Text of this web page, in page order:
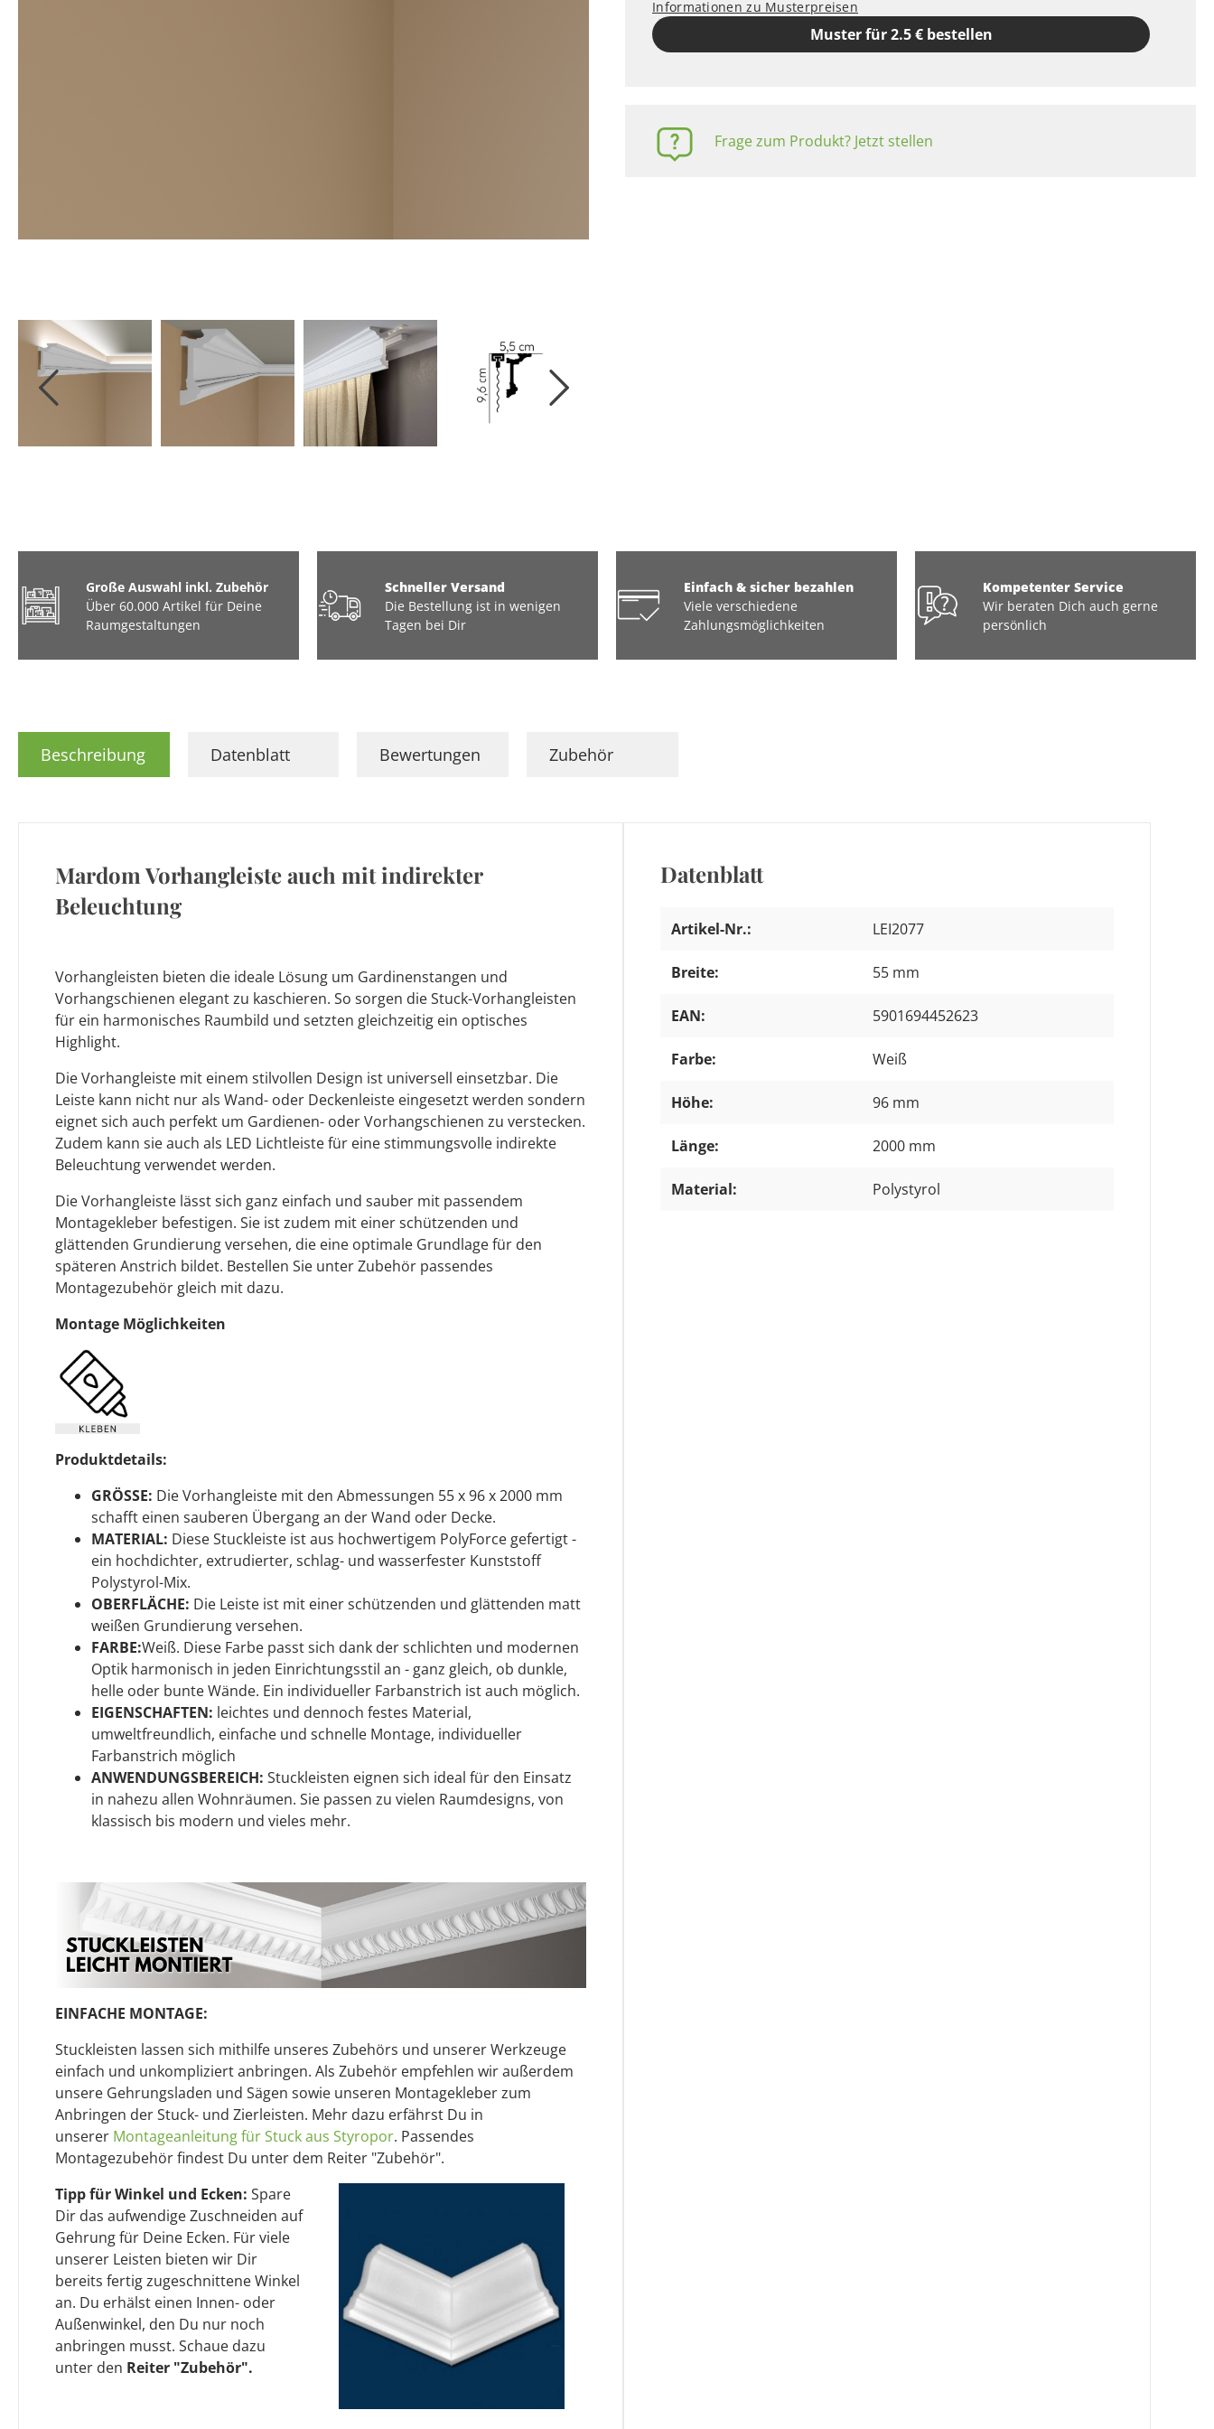
Informationen zu Musterpreisen
Muster für 2.5 € bestellen
Frage zum Produkt? Jetzt stellen
Große Auswahl inkl. Zubehör
Über 60.000 Artikel für Deine
Raumgestaltungen
Schneller Versand
Die Bestellung ist in wenigen
Tagen bei Dir
Einfach & sicher bezahlen
Viele verschiedene
Zahlungsmöglichkeiten
Kompetenter Service
Wir beraten Dich auch gerne
persönlich
Beschreibung Datenblatt Bewertungen Zubehör
Mardom Vorhangleiste auch mit indirekter
Beleuchtung
Vorhangleisten bieten die ideale Lösung um Gardinenstangen und
Vorhangschienen elegant zu kaschieren. So sorgen die Stuck-Vorhangleisten
für ein harmonisches Raumbild und setzten gleichzeitig ein optisches
Highlight.
Die Vorhangleiste mit einem stilvollen Design ist universell einsetzbar. Die
Leiste kann nicht nur als Wand- oder Deckenleiste eingesetzt werden sondern
eignet sich auch perfekt um Gardienen- oder Vorhangschienen zu verstecken.
Zudem kann sie auch als LED Lichtleiste für eine stimmungsvolle indirekte
Beleuchtung verwendet werden.
Die Vorhangleiste lässt sich ganz einfach und sauber mit passendem
Montagekleber befestigen. Sie ist zudem mit einer schützenden und
glättenden Grundierung versehen, die eine optimale Grundlage für den
späteren Anstrich bildet. Bestellen Sie unter Zubehör passendes
Montagezubehör gleich mit dazu.
Montage Möglichkeiten
Produktdetails:
GRÖSSE: Die Vorhangleiste mit den Abmessungen 55 x 96 x 2000 mm
schafft einen sauberen Übergang an der Wand oder Decke.
MATERIAL: Diese Stuckleiste ist aus hochwertigem PolyForce gefertigt -
ein hochdichter, extrudierter, schlag- und wasserfester Kunststoff
Polystyrol-Mix.
OBERFLÄCHE: Die Leiste ist mit einer schützenden und glättenden matt
weißen Grundierung versehen.
FARBE:Weiß. Diese Farbe passt sich dank der schlichten und modernen
Optik harmonisch in jeden Einrichtungsstil an - ganz gleich, ob dunkle,
helle oder bunte Wände. Ein individueller Farbanstrich ist auch möglich.
EIGENSCHAFTEN: leichtes und dennoch festes Material,
umweltfreundlich, einfache und schnelle Montage, individueller
Farbanstrich möglich
ANWENDUNGSBEREICH: Stuckleisten eignen sich ideal für den Einsatz
in nahezu allen Wohnräumen. Sie passen zu vielen Raumdesigns, von
klassisch bis modern und vieles mehr.
EINFACHE MONTAGE:
Stuckleisten lassen sich mithilfe unseres Zubehörs und unserer Werkzeuge
einfach und unkompliziert anbringen. Als Zubehör empfehlen wir außerdem
unsere Gehrungsladen und Sägen sowie unseren Montagekleber zum
Anbringen der Stuck- und Zierleisten. Mehr dazu erfährst Du in
unserer Montageanleitung für Stuck aus Styropor. Passendes
Montagezubehör findest Du unter dem Reiter "Zubehör".
Tipp für Winkel und Ecken: Spare
Dir das aufwendige Zuschneiden auf
Gehrung für Deine Ecken. Für viele
unserer Leisten bieten wir Dir
bereits fertig zugeschnittene Winkel
an. Du erhälst einen Innen- oder
Außenwinkel, den Du nur noch
anbringen musst. Schaue dazu
unter den Reiter "Zubehör".
Datenblatt
Artikel-Nr.: LEI2077
Breite: 55 mm
EAN: 5901694452623
Farbe: Weiß
Höhe: 96 mm
Länge: 2000 mm
Material: Polystyrol